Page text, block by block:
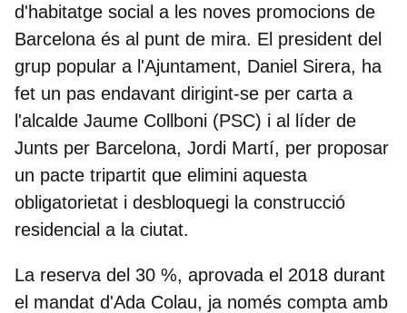
d'habitatge social a les noves promocions de
Barcelona és al punt de mira. El president del
grup popular a l'Ajuntament, Daniel Sirera, ha
fet un pas endavant dirigint-se per carta a
l'alcalde Jaume Collboni (PSC) i al líder de
Junts per Barcelona, Jordi Martí, per proposar
un pacte tripartit que elimini aquesta
obligatorietat i desbloquegi la construcció
residencial a la ciutat.
La reserva del 30 %, aprovada el 2018 durant
el mandat d'Ada Colau, ja només compta amb